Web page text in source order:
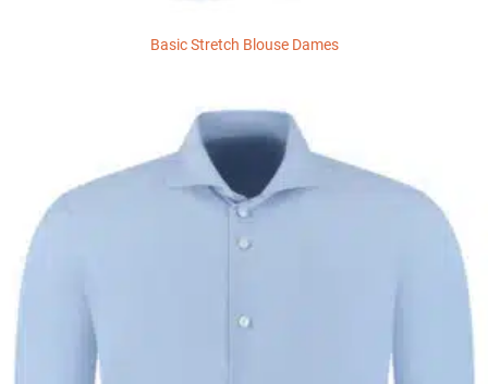
Basic Stretch Blouse Dames